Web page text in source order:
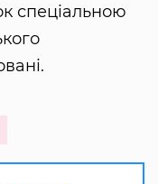
спеціальною